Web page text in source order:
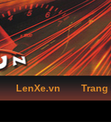
LenXe.vn Trang